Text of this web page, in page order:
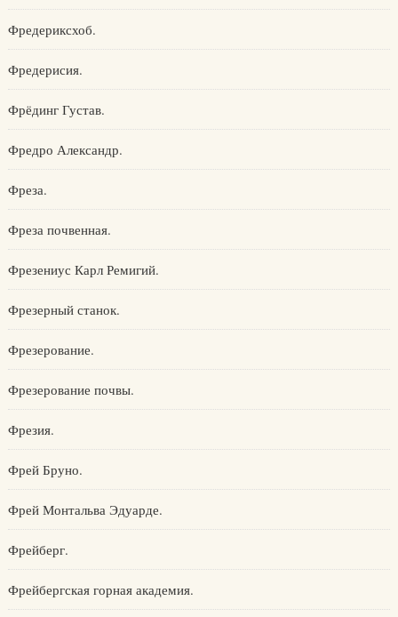
Фредериксхоб.
Фредерисия.
Фрёдинг Густав.
Фредро Александр.
Фреза.
Фреза почвенная.
Фрезениус Карл Ремигий.
Фрезерный станок.
Фрезерование.
Фрезерование почвы.
Фрезия.
Фрей Бруно.
Фрей Монтальва Эдуарде.
Фрейберг.
Фрейбергская горная академия.